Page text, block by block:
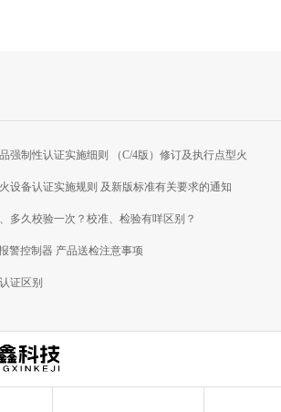
强制性认证实施细则 （C/4版）修订及执行点型火
标准有关要求的通知
设备认证实施规则 及新版标准有关要求的通知
多久校验一次？校准、检验有咩区别？
警控制器 产品送检注意事项
证区别